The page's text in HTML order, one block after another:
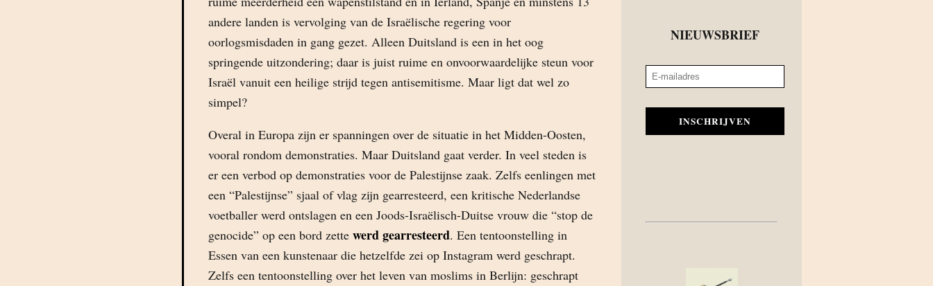
andere landen is vervolging van de Israëlische regering voor
oorlogsmisdaden in gang gezet. Alleen Duitsland is een in het oog
springende uitzondering; daar is juist ruime en onvoorwaardelijke steun voor
Israël vanuit een heilige strijd tegen antisemitisme. Maar ligt dat wel zo
simpel?
Overal in Europa zijn er spanningen over de situatie in het Midden-Oosten,
vooral rondom demonstraties. Maar Duitsland gaat verder. In veel steden is
er een verbod op demonstraties voor de Palestijnse zaak. Zelfs eenlingen met
een “Palestijnse” sjaal of vlag zijn gearresteerd, een kritische Nederlandse
voetballer werd ontslagen en een Joods-Israëlisch-Duitse vrouw die “stop de
genocide” op een bord zette werd gearresteerd. Een tentoonstelling in
Essen van een kunstenaar die hetzelfde zei op Instagram werd geschrapt.
Zelfs een tentoonstelling over het leven van moslims in Berlijn: geschrapt
NIEUWSBRIEF
INSCHRIJVEN